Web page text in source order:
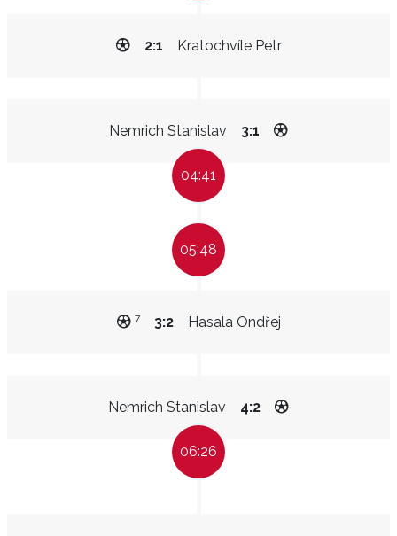
Kratochvíle Petr
2:1
Nemrich Stanislav 3:1
04:41
05:48
Hasala Ondřej
3:2
7
Nemrich Stanislav 4:2
06:26